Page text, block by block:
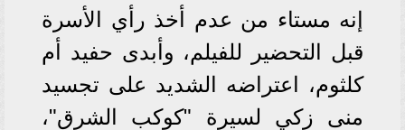
إنه مستاء من عدم أخذ رأي الأسرة
قبل التحضير للفيلم، وأبدى حفيد أم
كلثوم، اعتراضه الشديد على تجسيد
منى زكي لسيرة "كوكب الشرق"،